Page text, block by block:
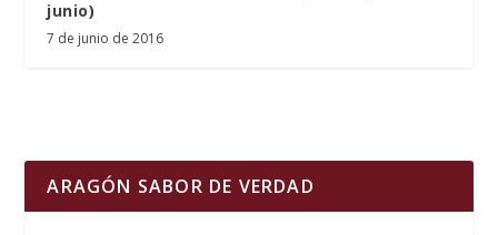
junio)
7 de junio de 2016
ARAGÓN SABOR DE VERDAD